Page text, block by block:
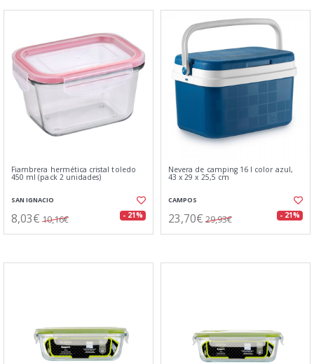
Fiambrera hermética cristal toledo
450 ml (pack 2 unidades)
SAN IGNACIO
8,03€ 10,16€ - 21%
Nevera de camping 16 l color azul,
43 x 29 x 25,5 cm
CAMPOS
23,70€ 29,93€ - 21%